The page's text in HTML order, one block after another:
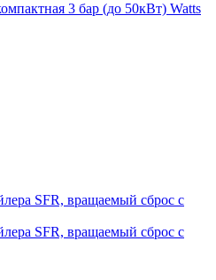
3 бар (до 50кВт) Watts
SFR, вращаемый сброс с
SFR, вращаемый сброс с